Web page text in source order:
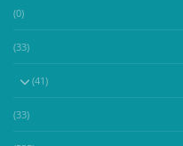
(0)
(33)
(41)
(33)